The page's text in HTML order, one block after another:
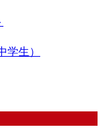
学生）